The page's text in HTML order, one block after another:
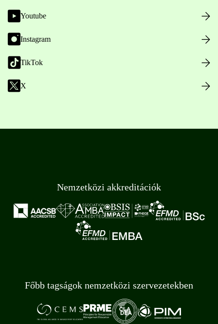
Youtube
Instagram
TikTok
X
Nemzetközi akkreditációk
Főbb tagságok nemzetközi szervezetekben